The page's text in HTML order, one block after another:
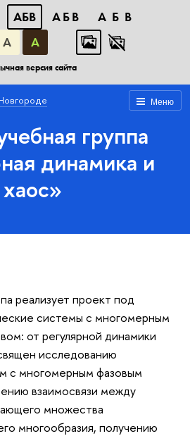
АБВ АБВ
АБВ
А А
версия сайта
Меню
группа
динамика и
хаос»
реализует проект под
системы с многомерным
от регулярной динамики
исследованию
с многомерным фазовым
взаимосвязи между
множества
многообразия, получению